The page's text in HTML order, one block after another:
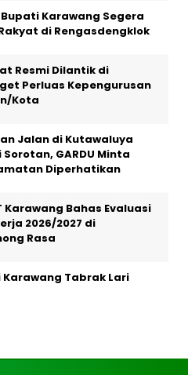
Bupati Karawang Segera
di Rengasdengklok
Resmi Dilantik di
Perluas Kepengurusan
Kota
Jalan di Kutawaluya
GARDU Minta
Diperhatikan
Karawang Bahas Evaluasi
2026/2027 di
Rasa
Karawang Tabrak Lari